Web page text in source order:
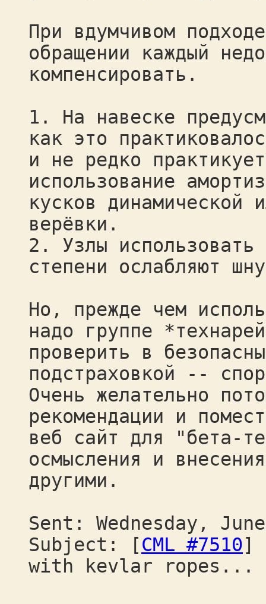
При вдумчивом
обращении каждый
компенсировать.
1. На навеске
как это
и не редко
использование
кусков динамической
верёвки.
2. Узлы
степени ослабляют
Но, прежде чем
надо группе
проверить в
подстраховкой --
Очень желательно
рекомендации и
веб сайт для "бета-
осмысления и
другими.
Sent: Wednesday,
Subject: [CML #7510]
with kevlar ropes...